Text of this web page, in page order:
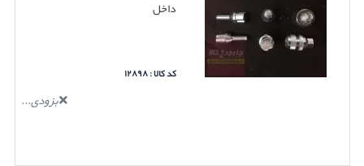
داخل
کد کالا : ۱۲۸۹۸
بزودی...